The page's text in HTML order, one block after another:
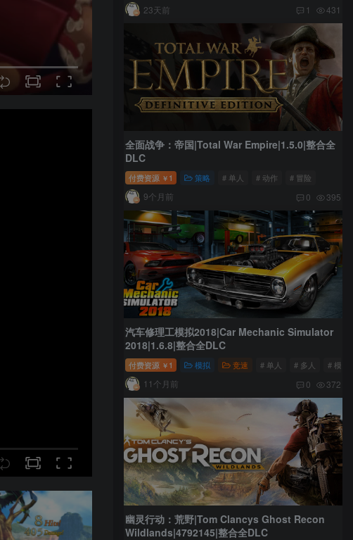
23天前 1 431
全面战争：帝国|Total War Empire|1.5.0|整合全
DLC
付费资源 ￥ 1 策略 # 单人 # 动作 # 冒险
9个月前 0 395
汽车修理工模拟2018|Car Mechanic Simulator
2018|1.6.8|整合全DLC
付费资源 ￥ 1 模拟 竞速 # 单人 # 多人 # 模拟
11个月前 0 372
幽灵行动：荒野|Tom Clancys Ghost Recon
Wildlands|4792145|整合全DLC